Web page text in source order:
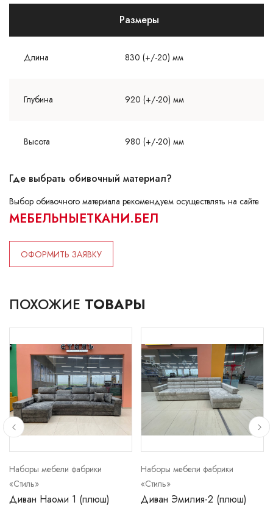
Размеры
Длина 830 (+/-20) мм
Глубина 920 (+/-20) мм
Высота 980 (+/-20) мм
Где выбрать обивочный материал?
Выбор обивочного материала рекомендуем осуществлять на сайте
МЕБЕЛЬНЫЕТКАНИ.БЕЛ
ОФОРМИТЬ ЗАЯВКУ
ПОХОЖИЕ ТОВАРЫ
Наборы мебели фабрики
«Стиль»
Диван Наоми 1 (плюш)
Наборы мебели фабрики
«Стиль»
Диван Эмилия-2 (плюш)